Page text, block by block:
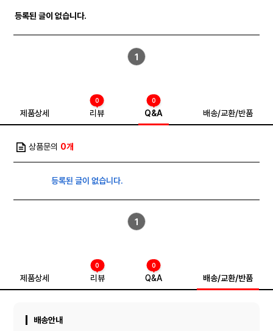
·제품명: 순감로꿀
·식품유형: 벌꿀
·보관 및 취급방법: 사용후에는 뚜껑을 꼭 닫아 건조한 장소에 보관하
십시오.
벌꿀이 굳어지는 결정화 형상은 포도당 성분에서 생기는 자연스러운
현상이므로 제품에는 아무런 이상이 없습니다. 결정화된 꿀은 따뜻한
물에 중탕으로 자연스럽게 녹이면 됩니다. (단, 끓이지 마십시오)
·사용시 주의사항: 냉장보관하지 마십시오.
·소분원: 꿀시봉 · 식품제조·가공업: 제 2025-0945-023
포장단위별 용량, 수량, 크기
600g / 1.2kg
생산자, 수입품의 경우 수입자를 함께 표기
등록된 글이 없습니다.
1
제품상세 리뷰
0
Q&A
0
배송/교환/반품
상품문의 0개
등록된 글이 없습니다.
1
제품상세 리뷰
0
Q&A
0
배송/교환/반품
배송안내